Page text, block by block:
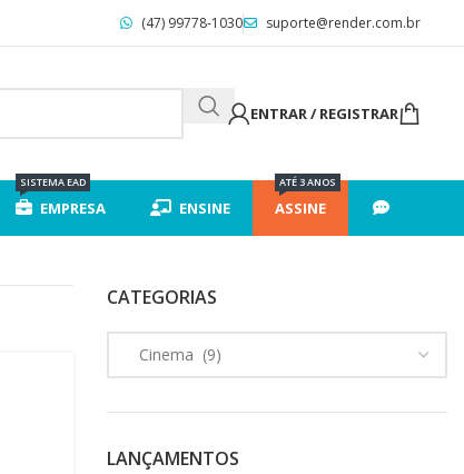
(47) 99778-1030 suporte@render.com.br
ENTRAR / REGISTRAR
EMPRESA
SISTEMA EAD
ENSINE ASSINE
ATÉ 3 ANOS
CATEGORIAS
LANÇAMENTOS